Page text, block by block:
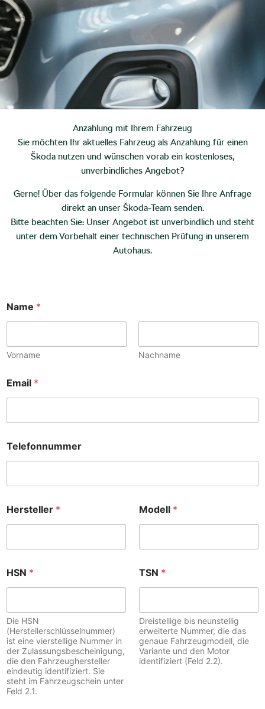
Anzahlung mit Ihrem Fahrzeug
Sie möchten Ihr aktuelles Fahrzeug als Anzahlung für einen
Škoda nutzen und wünschen vorab ein kostenloses,
unverbindliches Angebot?
Gerne! Über das folgende Formular können Sie Ihre Anfrage
direkt an unser Škoda-Team senden.
Bitte beachten Sie: Unser Angebot ist unverbindlich und steht
unter dem Vorbehalt einer technischen Prüfung in unserem
Autohaus.
Name *
Vorname Nachname
Email *
Telefonnummer
Hersteller * Modell *
HSN *
Die HSN
(Herstellerschlüsselnummer)
ist eine vierstellige Nummer in
der Zulassungsbescheinigung,
die den Fahrzeughersteller
eindeutig identifiziert. Sie
steht im Fahrzeugschein unter
Feld 2.1.
TSN *
Dreistellige bis neunstellig
erweiterte Nummer, die das
genaue Fahrzeugmodell, die
Variante und den Motor
identifiziert (Feld 2.2).